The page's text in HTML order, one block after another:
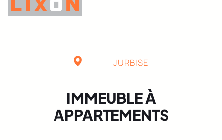
JURBISE
IMMEUBLE À
APPARTEMENTS